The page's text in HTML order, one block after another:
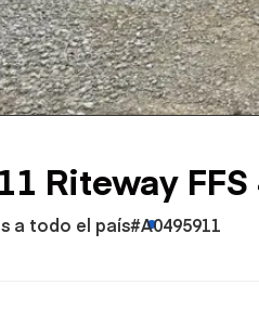
y gas
Riteway
a todo el país#A0495911